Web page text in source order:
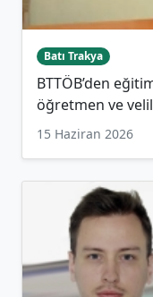
Batı Trakya
BTTÖB’den
öğretmen ve
15 Haziran 2026